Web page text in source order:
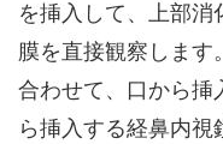
を挿入して、上部
膜を直接観察します
合わせて、口から挿
ら挿入する経鼻内